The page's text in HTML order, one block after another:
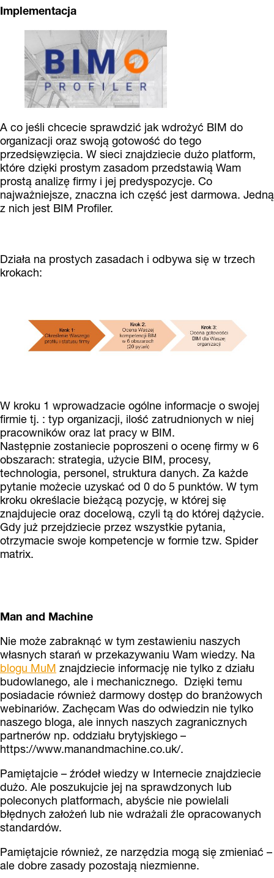
Implementacja
A co jeśli chcecie sprawdzić jak wdrożyć BIM do
organizacji oraz swoją gotowość do tego
przedsięwzięcia. W sieci znajdziecie dużo platform,
które dzięki prostym zasadom przedstawią Wam
prostą analizę firmy i jej predyspozycje. Co
najważniejsze, znaczna ich część jest darmowa. Jedną
z nich jest BIM Profiler.
Działa na prostych zasadach i odbywa się w trzech
krokach:
W kroku 1 wprowadzacie ogólne informacje o swojej
firmie tj. : typ organizacji, ilość zatrudnionych w niej
pracowników oraz lat pracy w BIM.
Następnie zostaniecie poproszeni o ocenę firmy w 6
obszarach: strategia, użycie BIM, procesy,
technologia, personel, struktura danych. Za każde
pytanie możecie uzyskać od 0 do 5 punktów. W tym
kroku określacie bieżącą pozycję, w której się
znajdujecie oraz docelową, czyli tą do której dążycie.
Gdy już przejdziecie przez wszystkie pytania,
otrzymacie swoje kompetencje w formie tzw. Spider
matrix.
Man and Machine
Nie może zabraknąć w tym zestawieniu naszych
własnych starań w przekazywaniu Wam wiedzy. Na
blogu MuM znajdziecie informację nie tylko z działu
budowlanego, ale i mechanicznego. Dzięki temu
posiadacie również darmowy dostęp do branżowych
webinariów. Zachęcam Was do odwiedzin nie tylko
naszego bloga, ale innych naszych zagranicznych
partnerów np. oddziału brytyjskiego –
https://www.manandmachine.co.uk/.
Pamiętajcie – źródeł wiedzy w Internecie znajdziecie
dużo. Ale poszukujcie jej na sprawdzonych lub
poleconych platformach, abyście nie powielali
błędnych założeń lub nie wdrażali źle opracowanych
standardów.
Pamiętajcie również, ze narzędzia mogą się zmieniać –
ale dobre zasady pozostają niezmienne.